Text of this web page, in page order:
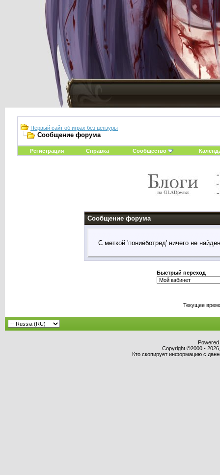
Первый сайт об играх без цензуры
Сообщение форума
Регистрация Справка Сообщество
Сообщение форума
С меткой 'пониёботред' ничего не
Быстрый переход
Текущее
Copyright ©2000 -
Кто скопирует информацию с